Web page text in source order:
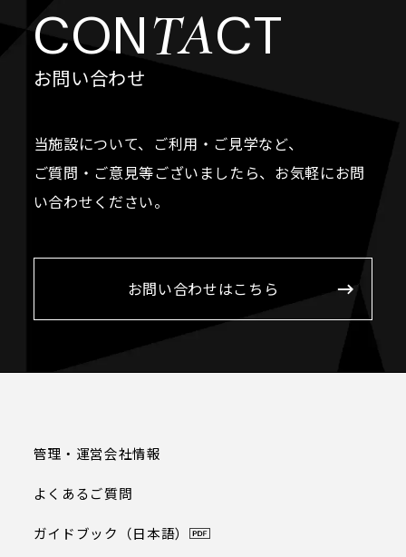
CONTACT
お問い合わせ
当施設について、ご利用・ご見学など、
ご質問・ご意見等ございましたら、お気軽にお問
い合わせください。
お問い合わせはこちら
管理・運営会社情報
よくあるご質問
ガイドブック（日本語）